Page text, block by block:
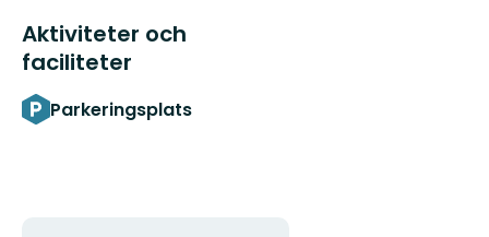
Aktiviteter och
faciliteter
Parkeringsplats